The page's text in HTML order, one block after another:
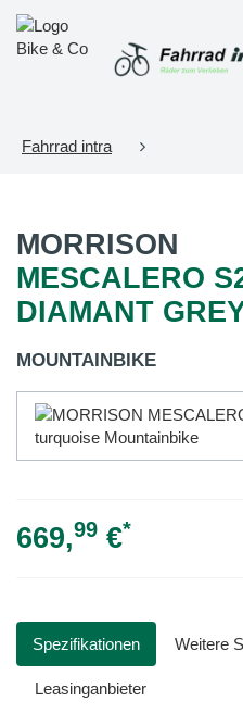
Fahrrad intra
MORRISON
MESCALERO
DIAMANT
MOUNTAINBIKE
669,99 €*
Spezifikationen Weitere
Leasinganbieter